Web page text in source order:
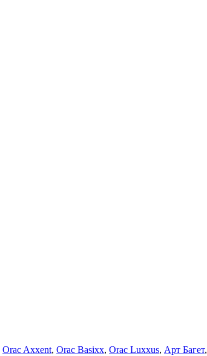
Orac Axxent, Orac Basixx, Orac Luxxus, Арт Багет,